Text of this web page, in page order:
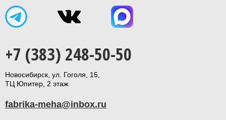
+7 (383) 248-50-50
Новосибирск, ул. Гоголя, 15,
ТЦ Юпитер, 2 этаж
fabrika-meha@inbox.ru